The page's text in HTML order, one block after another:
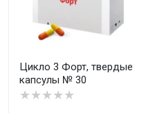
Цикло 3 Форт, твердые
капсулы № 30
★★★★★